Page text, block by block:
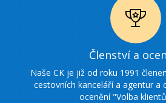
Členství a
Naše CK je již od roku 1991
cestovních kanceláří a agentur a
ocenění "Volba